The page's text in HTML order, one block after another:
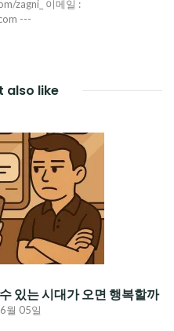
zagni_ 이메일 :
---
also like
있는 시대가 오면 행복할까
월 05일